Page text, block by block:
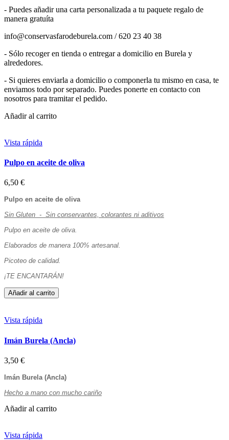
- Puedes añadir una carta personalizada a tu paquete regalo de
manera gratuíta
info@conservasfarodeburela.com / 620 23 40 38
- Sólo recoger en tienda o entregar a domicilio en Burela y
alrededores.
- Si quieres enviarla a domicilio o componerla tu mismo en casa, te
enviamos todo por separado. Puedes ponerte en contacto con
nosotros para tramitar el pedido.
Añadir al carrito
Vista rápida
Pulpo en aceite de oliva
6,50 €
Pulpo en aceite de oliva
Sin Gluten - Sin conservantes, colorantes ni aditivos
Pulpo en aceite de oliva.
Elaborados de manera 100% artesanal.
Picoteo de calidad.
¡TE ENCANTARÁN!
Añadir al carrito
Vista rápida
Imán Burela (Ancla)
3,50 €
Imán Burela (Ancla)
Hecho a mano con mucho cariño
Añadir al carrito
Vista rápida